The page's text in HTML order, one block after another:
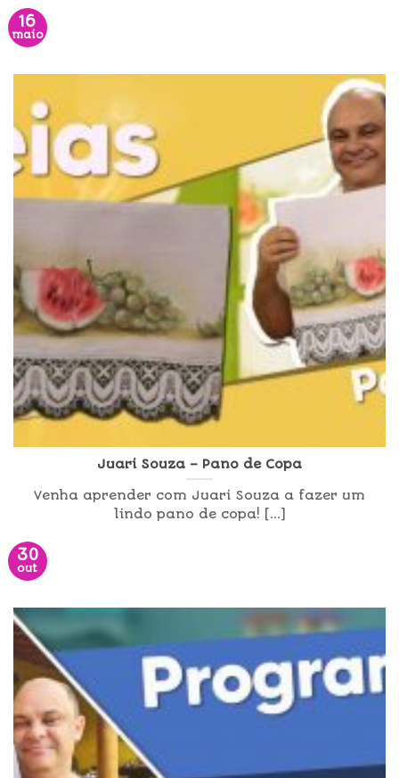
16
maio
Juari Souza – Pano de Copa
Venha aprender com Juari Souza a fazer um
lindo pano de copa! [...]
30
out